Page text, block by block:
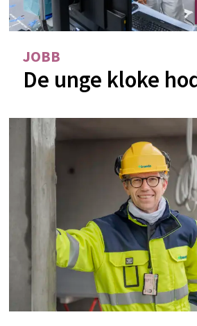
JOBB
De unge kloke